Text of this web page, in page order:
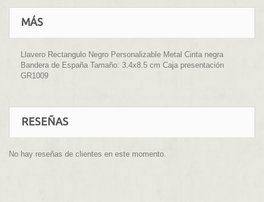
MÁS
Llavero Rectangulo Negro Personalizable Metal Cinta negra
Bandera de España Tamaño: 3.4x8.5 cm Caja presentación
GR1009
RESEÑAS
No hay reseñas de clientes en este momento.